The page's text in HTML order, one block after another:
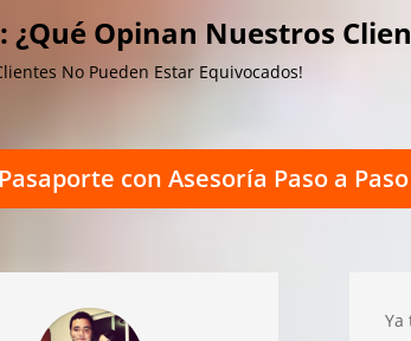
Opinan Nuestros
No Pueden Estar Equivocados!
con Asesoría Paso a Paso
Ya